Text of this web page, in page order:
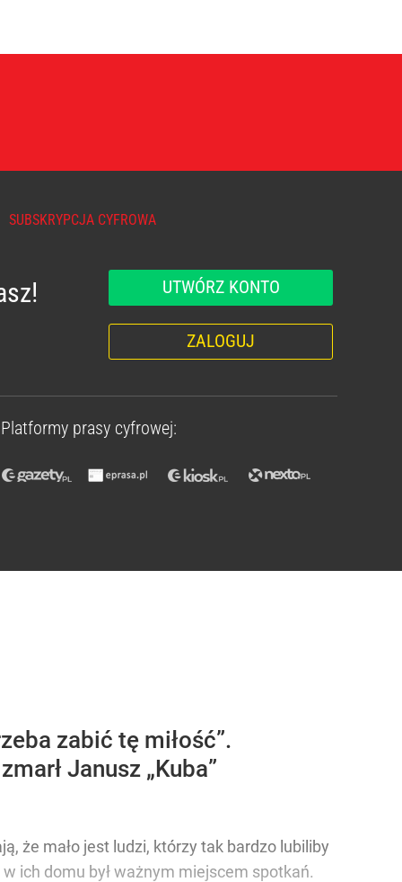
SUBSKRYPCJA CYFROWA
UTWÓRZ KONTO
ZALOGUJ
Platformy prasy cyfrowej:
zabić tę miłość”.
Janusz „Kuba”
że mało jest ludzi, którzy tak bardzo lubiliby
ich domu był ważnym miejscem spotkań.